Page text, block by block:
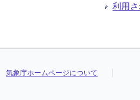
利用
気象庁ホームページについて